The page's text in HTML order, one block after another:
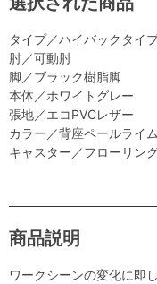
タイプ／ハイバックタイ
肘／可動肘
脚／ブラック樹脂脚
本体／ホワイトグレー
張地／エコPVCレザー
カラー／背座ペールライム
キャスター／フローリン
商品説明
ワークシーンの変化に即